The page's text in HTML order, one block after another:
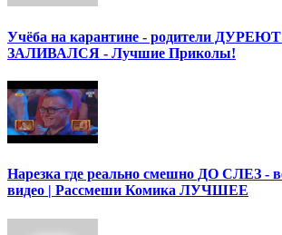
Учёба на карантине - родители
ЗАЛИВАЛСЯ - Лучшие Приколы!
Нарезка где реально смешно ДО СЛЕЗ -
видео | Рассмеши Комика ЛУЧШЕЕ